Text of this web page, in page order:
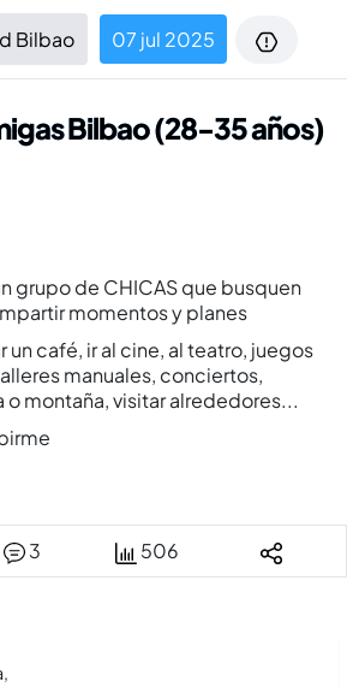
Bilbao 07 jul 2025
Bilbao (28-35 años)
grupo de CHICAS que busquen
momentos y planes
un café, ir al cine, al teatro, juegos
manuales, conciertos,
o montaña, visitar alrededores...
3 506